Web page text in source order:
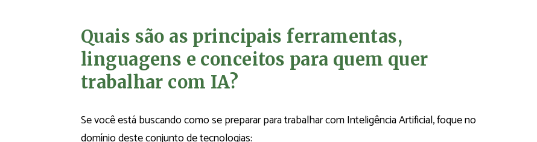
Quais são as principais ferramentas,
linguagens e conceitos para quem quer
trabalhar com IA?
Se você está buscando como se preparar para trabalhar com Inteligência Artificial, foque no
domínio deste conjunto de tecnologias: